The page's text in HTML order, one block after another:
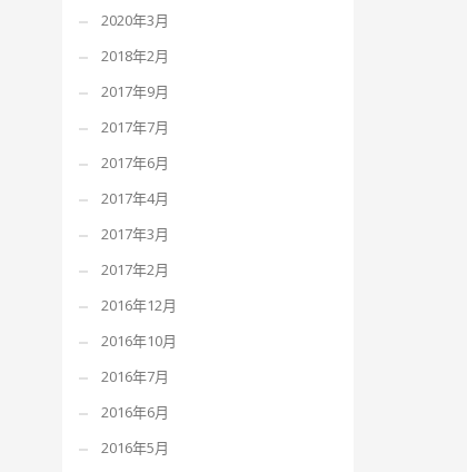
2020年3月
2018年2月
2017年9月
2017年7月
2017年6月
2017年4月
2017年3月
2017年2月
2016年12月
2016年10月
2016年7月
2016年6月
2016年5月